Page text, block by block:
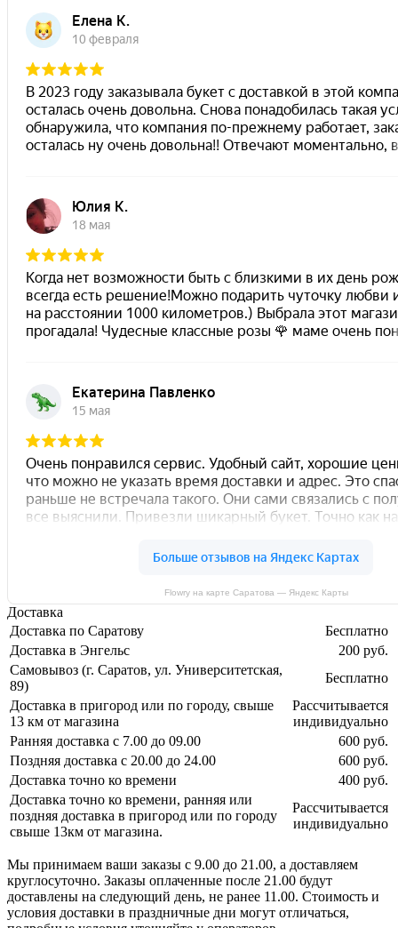
Flowry на карте Саратова — Яндекс Карты
Доставка
Доставка по Саратову
Бесплатно
Доставка в Энгельс
200 руб.
Самовывоз (г. Саратов, ул. Университетская,
89)
Бесплатно
Доставка в пригород или по городу, свыше
13 км от магазина
Рассчитывается
индивидуально
Ранняя доставка с 7.00 до 09.00
600 руб.
Поздняя доставка с 20.00 до 24.00
600 руб.
Доставка точно ко времени
400 руб.
Доставка точно ко времени, ранняя или
поздняя доставка в пригород или по городу
свыше 13км от магазина.
Рассчитывается
индивидуально
Мы принимаем ваши заказы с 9.00 до 21.00, а доставляем
круглосуточно. Заказы оплаченные после 21.00 будут
доставлены на следующий день, не ранее 11.00. Стоимость и
условия доставки в праздничные дни могут отличаться,